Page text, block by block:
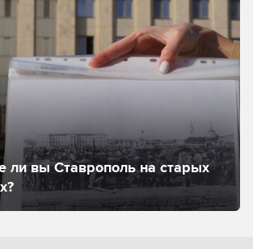
ли вы Ставрополь на старых